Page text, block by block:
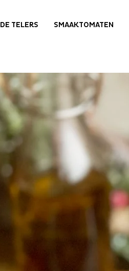
DE TELERS SMAAKTOMATEN